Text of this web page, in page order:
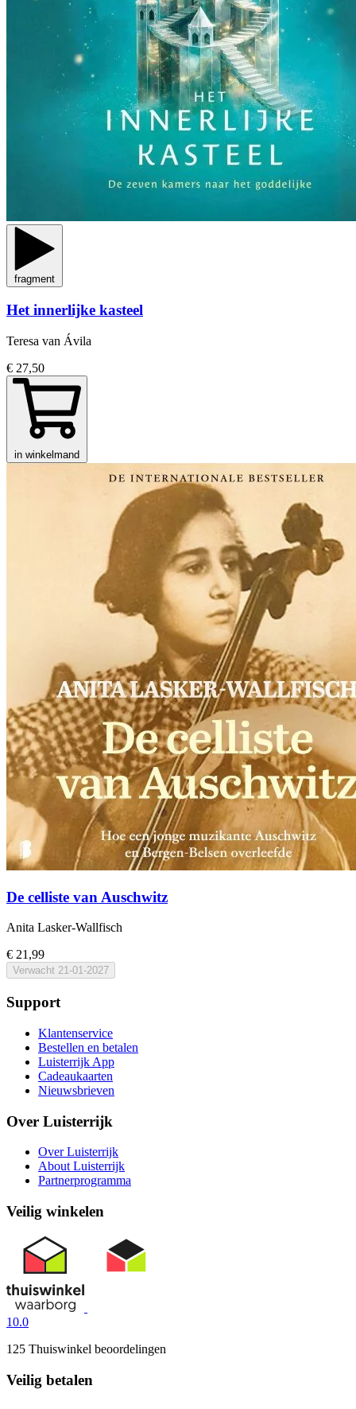
fragment
Het innerlijke kasteel
Teresa van Ávila
€ 27,50
in winkelmand
De celliste van Auschwitz
Anita Lasker-Wallfisch
€ 21,99
Verwacht 21-01-2027
Support
Klantenservice
Bestellen en betalen
Luisterrijk App
Cadeaukaarten
Nieuwsbrieven
Over Luisterrijk
Over Luisterrijk
About Luisterrijk
Partnerprogramma
Veilig winkelen
10.0
125 Thuiswinkel beoordelingen
Veilig betalen